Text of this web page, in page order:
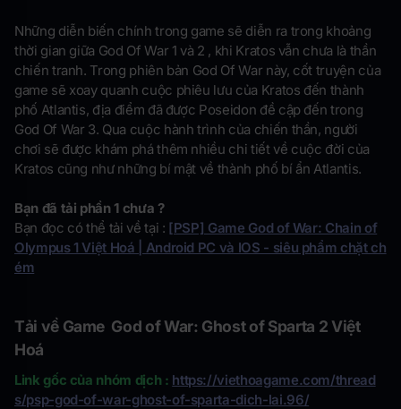
Những diễn biến chính trong game sẽ diễn ra trong khoảng
thời gian giữa God Of War 1 và 2 , khi Kratos vẫn chưa là thần
chiến tranh. Trong phiên bản God Of War này, cốt truyện của
game sẽ xoay quanh cuộc phiêu lưu của Kratos đến thành
phố Atlantis, địa điểm đã được Poseidon đề cập đến trong
God Of War 3. Qua cuộc hành trình của chiến thần, người
chơi sẽ được khám phá thêm nhiều chi tiết về cuộc đời của
Kratos cũng như những bí mật về thành phố bí ẩn Atlantis.
Bạn đã tải phần 1 chưa ?
Bạn đọc có thể tải về tại : [PSP] Game God of War: Chain of
Olympus 1 Việt Hoá | Android PC và IOS - siêu phẩm chặt ch
ém
Tải về Game God of War: Ghost of Sparta 2 Việt
Hoá
Link gốc của nhóm dịch : https://viethoagame.com/thread
s/psp-god-of-war-ghost-of-sparta-dich-lai.96/